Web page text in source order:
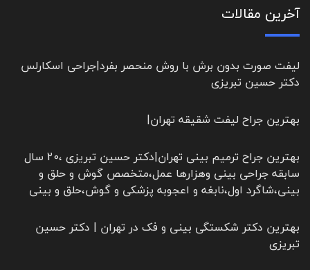
آخرین مقالات
لیفت صورت بدون برش با روش منحصر بفرد|جراحی اسکارلس
دکتر حسین تبریزی
بهترین جراح لیفت شقیقه تهران|
بهترین جراح ترمیم بینی تهران|دکتر حسین تبریزی ،20 سال
سابقه جراحی بینی وهزارها عمل،متخصص گوش و حلق و
بینی،شاگرد اول،نابغه و اعجوبه پزشکی و گوش،حلق و بینی
بهترین دکتر شکستگی بینی و فک در تهران | دکتر حسین
تبریزی